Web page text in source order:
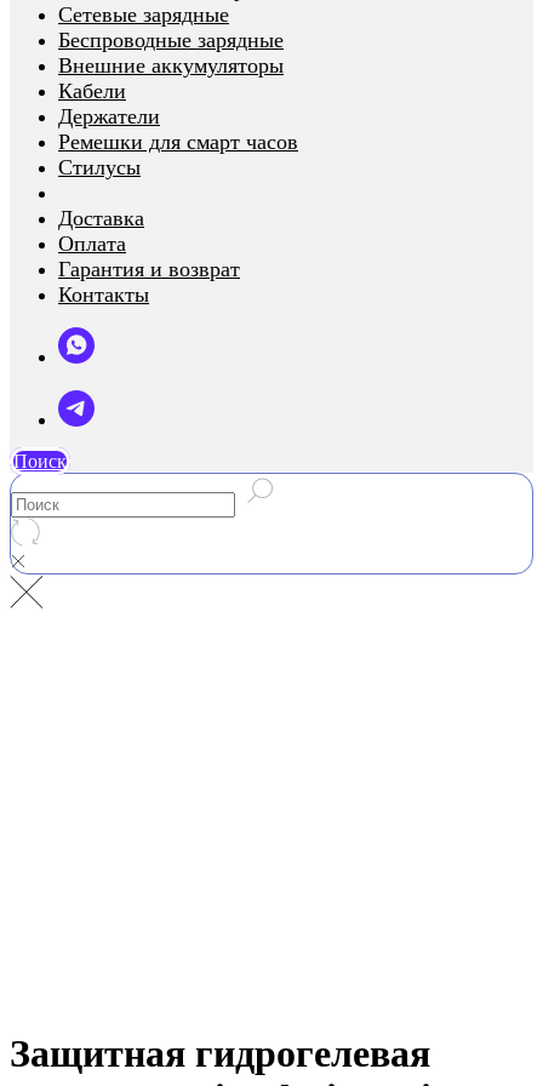
Сетевые зарядные
Беспроводные зарядные
Внешние аккумуляторы
Кабели
Держатели
Ремешки для смарт часов
Стилусы
Доставка
Оплата
Гарантия и возврат
Контакты
Поиск
Защитная гидрогелевая